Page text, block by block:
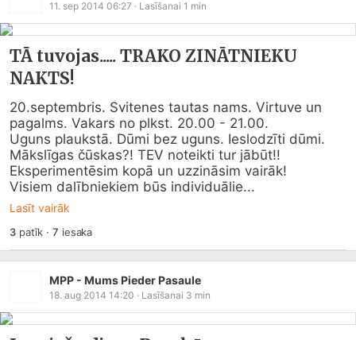
11. sep 2014 06:27 · Lasīšanai 1 min
TĀ tuvojas..... TRAKO ZINĀTNIEKU
NAKTS!
20.septembris. Svitenes tautas nams. Virtuve un
pagalms. Vakars no plkst. 20.00 - 21.00.
Uguns plaukstā. Dūmi bez uguns. Ieslodzīti dūmi.
Mākslīgas čūskas?! TEV noteikti tur jābūt!!
Eksperimentēsim kopā un uzzināsim vairāk!
Visiem dalībniekiem būs individuālie...
Lasīt vairāk
3patīk ·7 iesaka
MPP - Mums Pieder Pasaule
18. aug 2014 14:20 · Lasīšanai 3 min